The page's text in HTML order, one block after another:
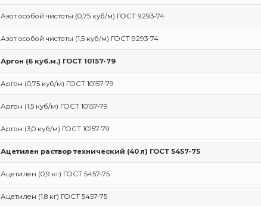
Азот особой чистоты (0,75 куб/м) ГОСТ 9293-74
Азот особой чистоты (1,5 куб/м) ГОСТ 9293-74
Аргон (6 куб.м.) ГОСТ 10157-79
Аргон (0,75 куб/м) ГОСТ 10157-79
Аргон (1,5 куб/м) ГОСТ 10157-79
Аргон (3,0 куб/м) ГОСТ 10157-79
Ацетилен раствор технический (40 л) ГОСТ 5457-75
Ацетилен (0,9 кг) ГОСТ 5457-75
Ацетилен (1,8 кг) ГОСТ 5457-75